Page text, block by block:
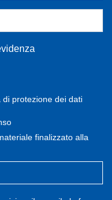
protezione dei dati
finalizzato alla